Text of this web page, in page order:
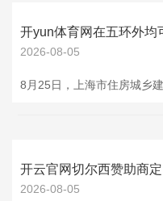
2026-08-05
2026-08-05